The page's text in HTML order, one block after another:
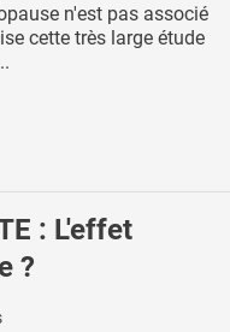
n'est pas associé
cette très large étude
: L'effet
?